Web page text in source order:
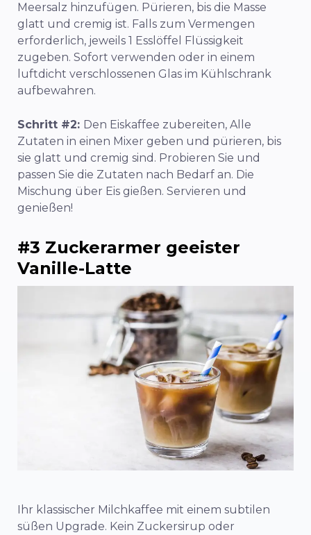
Meersalz hinzufügen. Pürieren, bis die Masse
glatt und cremig ist. Falls zum Vermengen
erforderlich, jeweils 1 Esslöffel Flüssigkeit
zugeben. Sofort verwenden oder in einem
luftdicht verschlossenen Glas im Kühlschrank
aufbewahren.
Schritt #2: Den Eiskaffee zubereiten, Alle
Zutaten in einen Mixer geben und pürieren, bis
sie glatt und cremig sind. Probieren Sie und
passen Sie die Zutaten nach Bedarf an. Die
Mischung über Eis gießen. Servieren und
genießen!
#3 Zuckerarmer geeister
Vanille-Latte
Ihr klassischer Milchkaffee mit einem subtilen
süßen Upgrade. Kein Zuckersirup oder